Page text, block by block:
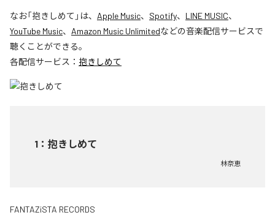
なお「抱きしめて 」は、 Apple Music、 Spotify、 LINE MUSIC、
YouTube Music、 Amazon Music Unlimitedなどの音楽配信サービスで
聴くことができる。
各配信サービス： 抱きしめて
1 ： 抱きしめて
林奈恵
FANTAZiSTA RECORDS